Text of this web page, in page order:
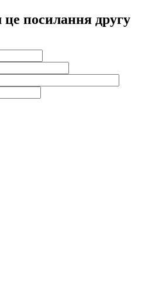
посилання другу